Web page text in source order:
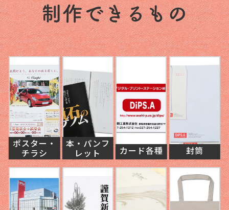
制作できるもの
ポスター・
チラシ
本・パンフ
レット カード各種 封筒